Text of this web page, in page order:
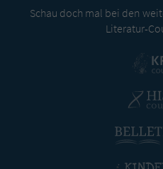
Schau doch mal bei den
Literatur-